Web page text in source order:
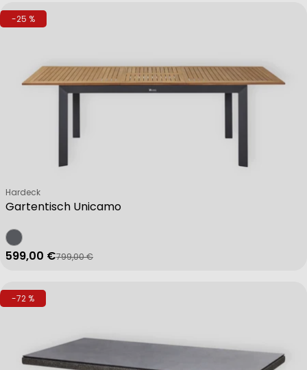
-25 %
Gartentisch Unicamo
Verkäufer:
Hardeck
Verkaufspreis
599,00 €
Regulärer Preis
799,00 €
-72 %